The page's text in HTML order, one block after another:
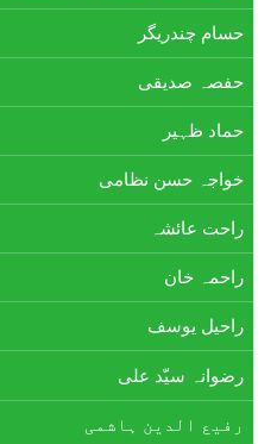
حسام چندریگر
حفصہ صدیقی
حماد ظہیر
خواجہ حسن نظامی
راحت عائشہ
راحمہ خان
راحیل یوسف
رضوانہ سیّد علی
رفیع الدین ہاشمی